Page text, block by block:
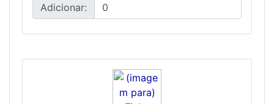
Adicionar: